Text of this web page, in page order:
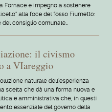
Fornace e impegno a sostenere
alla foce del fosso Fiumetto:
consiglio comunale…
il civismo
a VIareggio
naturale dell'esperienza
scelta che dà una forma nuova e
e amministrativa che, in questi
essenziale del governo della